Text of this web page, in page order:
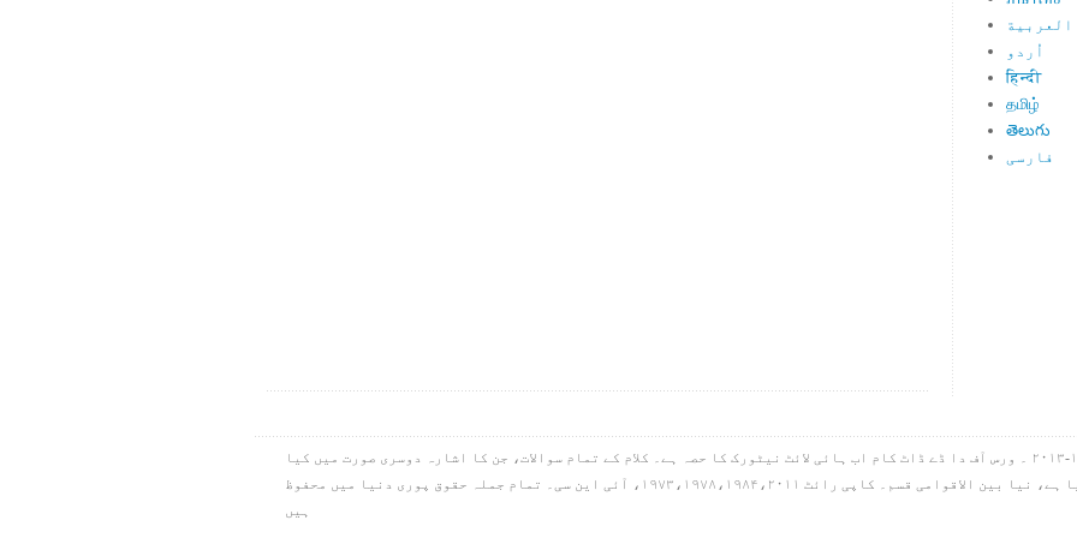
العربية
اُردو
हिन्दी
தமிழ்
తెలుగు
فارسی
ہائی لائٹ آئی این سی۔ کاپی رائٹ ۱۹۹۸-۲۰۱۳ ۔ ورس آف دا ڈے ڈاٹ کام اب ہائی لائٹ نیٹورک کا حصہ ہے۔ کلام کے تمام سوالات، جن کا اشارہ دوسری صورت میں کیا
گیا ہے، سب کچھ بائبل مقدس سے لیا گیا ہے، نیا بین الاقوامی قسم۔ کاپی رائٹ ۱۹۷۳،۱۹۷۸،۱۹۸۴،۲۰۱۱، آئی این سی۔ تمام جملہ حقوق پوری دنیا میں محفوظ
ہیں